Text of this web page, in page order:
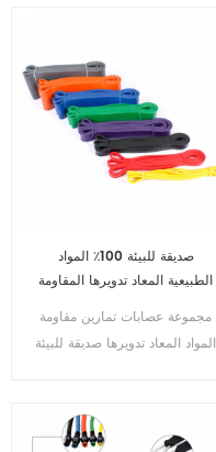
صديقة للبيئة 100٪ المواد
الطبيعية المعاد تدويرها المقاومة
قطعة
مجموعة عصابات تمارين مقاومة
المواد المعاد تدويرها صديقة للبيئة